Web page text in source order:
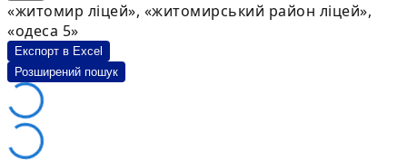
«житомир ліцей», «житомирський район ліцей»,
«одеса 5»
Експорт в Excel
Розширений пошук